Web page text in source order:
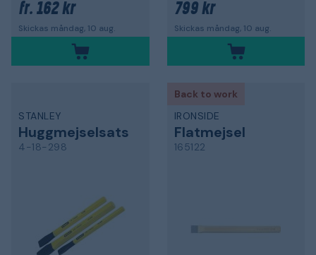
fr. 162 kr
Skickas måndag, 10 aug.
799 kr
Skickas måndag, 10 aug.
STANLEY
Huggmejselsats
4-18-298
Back to work
IRONSIDE
Flatmejsel
165122